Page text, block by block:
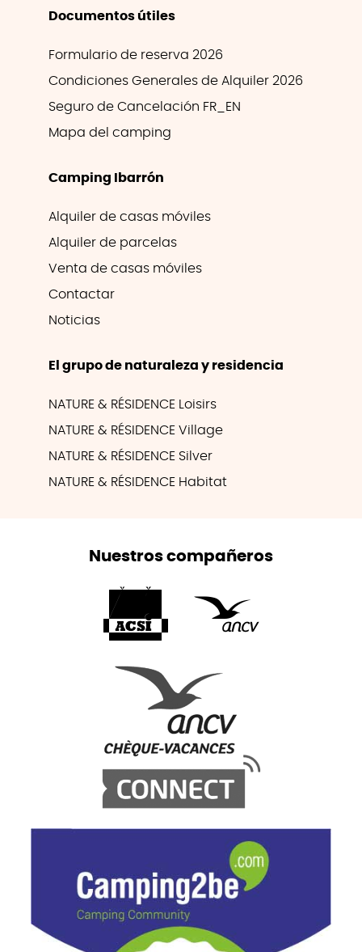
Documentos útiles
Formulario de reserva 2026
Condiciones Generales de Alquiler 2026
Seguro de Cancelación FR_EN
Mapa del camping
Camping Ibarrón
Alquiler de casas móviles
Alquiler de parcelas
Venta de casas móviles
Contactar
Noticias
El grupo de naturaleza y residencia
NATURE & RÉSIDENCE Loisirs
NATURE & RÉSIDENCE Village
NATURE & RÉSIDENCE Silver
NATURE & RÉSIDENCE Habitat
Nuestros compañeros